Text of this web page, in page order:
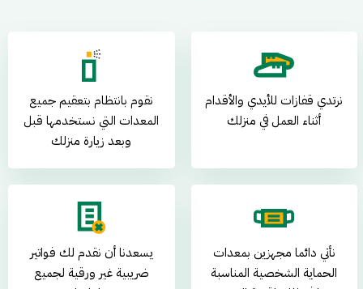
نرتدي قفازات للأيدي والأقدام
أثناء العمل في منزلك
نقوم بانتظام بتعقيم جميع
المعدات التي نستخدمها قبل
وبعد زيارة منزلك
نأتي دائما مجهزين بمعدات
الحماية الشخصية المناسبة
يسعدنا أن نقدم لك فواتير
ضريبية غير ورقية لجميع